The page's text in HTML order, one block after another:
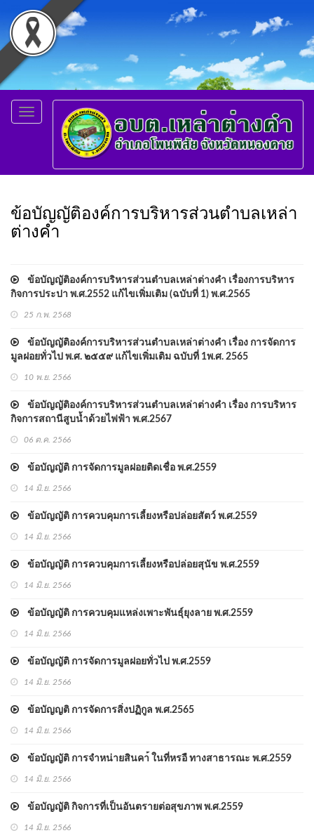
Toggle
navigation
ข้อบัญญัติองค์การบริหารส่วนตำบลเหล่า
ต่างคำ
ข้อบัญญัติองค์การบริหารส่วนตำบลเหล่าต่างคำ เรื่องการบริหาร
กิจการประปา พ.ศ.2552 แก้ไขเพิ่มเติม (ฉบับที่ 1) พ.ศ.2565
25 ก.พ. 2568
ข้อบัญญัติองค์การบริหารส่วนตำบลเหล่าต่างคำ เรื่อง การจัดการ
มูลฝอยทั่วไป พ.ศ. ๒๕๕๙ แก้ไขเพิ่มเติม ฉบับที่ 1พ.ศ. 2565
10 พ.ย. 2566
ข้อบัญญัติองค์การบริหารส่วนตำบลเหล่าต่างคำ เรื่อง การบริหาร
กิจการสถานีสูบน้ำด้วยไฟฟ้า พ.ศ.2567
06 ต.ค. 2566
ข้อบัญญัติ การจัดการมูลฝอยติดเชื่้อ พ.ศ.2559
14 มิ.ย. 2566
ข้อบัญญัติ การควบคุมการเลี้ยงหรือปล่อยสัตว์ พ.ศ.2559
14 มิ.ย. 2566
ข้อบัญญัติ การควบคุมการเลี้ยงหรือปล่อยสุนัข พ.ศ.2559
14 มิ.ย. 2566
ข้อบัญญัติ การควบคุมแหล่งเพาะพันธุ์ยุงลาย พ.ศ.2559
14 มิ.ย. 2566
ข้อบัญญัติ การจัดการมูลฝอยทั่วไป พ.ศ.2559
14 มิ.ย. 2566
ข้อบัญญติ การจัดการสิ่งปฏิกูล พ.ศ.2565
14 มิ.ย. 2566
ข้อบัญญัติ การจำหน่ายสินคา้ ในที่หรอื ทางสาธารณะ พ.ศ.2559
14 มิ.ย. 2566
ข้อบัญญัติ กิจการที่เป็นอันตรายต่อสุขภาพ พ.ศ.2559
14 มิ.ย. 2566